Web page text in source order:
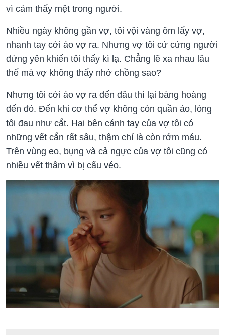
vì cảm thấy mệt trong người.
Nhiều ngày không gần vợ, tôi vội vàng ôm lấy vợ,
nhanh tay cởi áo vợ ra. Nhưng vợ tôi cứ cứng người
đứng yên khiến tôi thấy kì lạ. Chẳng lẽ xa nhau lâu
thế mà vợ không thấy nhớ chồng sao?
Nhưng tôi cởi áo vợ ra đến đâu thì lại bàng hoàng
đến đó. Đến khi cơ thể vợ không còn quần áo, lòng
tôi đau như cắt. Hai bên cánh tay của vợ tôi có
những vết cắn rất sâu, thậm chí là còn rớm máu.
Trên vùng eo, bụng và cả ngực của vợ tôi cũng có
nhiều vết thâm vì bị cấu véo.